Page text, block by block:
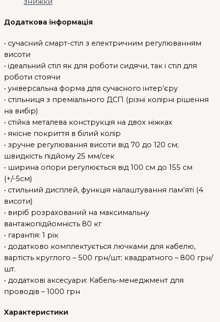
Додаткова інформація
• сучасний смарт-стіл з електричним регулюванням
висоти
• ідеальний стіл як для роботи сидячи, так і стіл для
роботи стоячи
• універсальна форма для сучасного інтер’єру
• стільниця з преміального ДСП (різні колірні рішення
на вибір)
• стійка металева конструкція на двох ніжках
• якісне покриття в білий колір
• зручне регулювання висоти від 70 до 120 см;
швидкість підйому 25 мм/сек
• ширина опори регулюється від 100 см до 155 см
(+/-5см)
• стильний дисплей, функція налаштування пам’яті (4
висоти)
• виріб розрахований на максимальну
вантажопідйомність 80 кг
• гарантія: 1 рік
• додатково комплектується лючками для кабелю,
вартість круглого – 500 грн/шт; квадратного – 800 грн/
шт.
• додаткові аксесуари: Кабель-менеджмент для
проводів – 1000 грн
Характеристики